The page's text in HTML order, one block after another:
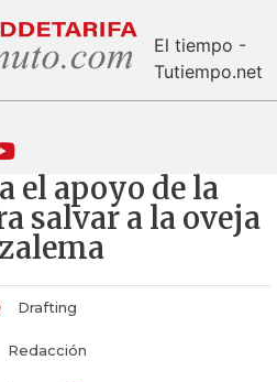
El tiempo -
Tutiempo.net
el apoyo de la
salvar a la oveja
Drafting
Redacción